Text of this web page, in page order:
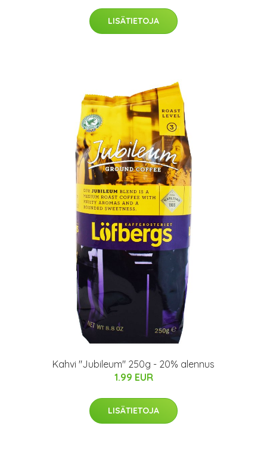
LISÄTIETOJA
Kahvi "Jubileum" 250g - 20% alennus
1.99 EUR
LISÄTIETOJA